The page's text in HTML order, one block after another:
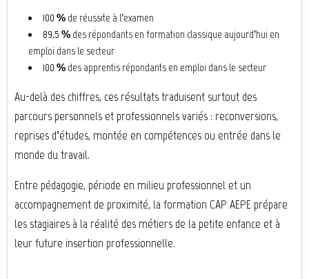
100 % de réussite à l’examen
89,5 % des répondants en formation classique aujourd’hui en
emploi dans le secteur
100 % des apprentis répondants en emploi dans le secteur
Au-delà des chiffres, ces résultats traduisent surtout des
parcours personnels et professionnels variés : reconversions,
reprises d’études, montée en compétences ou entrée dans le
monde du travail.
Entre pédagogie, période en milieu professionnel et un
accompagnement de proximité, la formation CAP AEPE prépare
les stagiaires à la réalité des métiers de la petite enfance et à
leur future insertion professionnelle.